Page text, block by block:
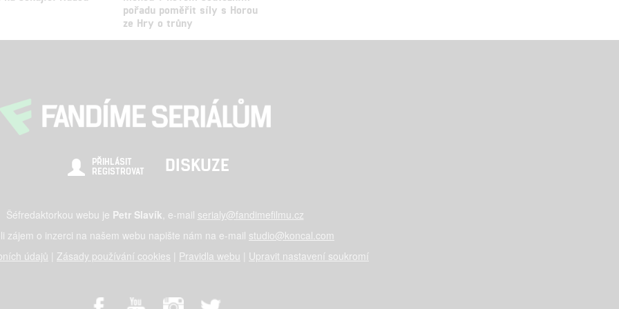
pořadu poměřit síly s Horou
ze Hry o trůny
PŘIHLÁSIT
REGISTROVAT
DISKUZE
Šéfredaktorkou webu je Petr Slavík , e-mail serialy@fandimefilmu.cz
zájem o inzerci na našem webu napište nám na e-mail studio@koncal.com
údajů
Zásady používání cookies Pravidla webu Upravit nastavení soukromí